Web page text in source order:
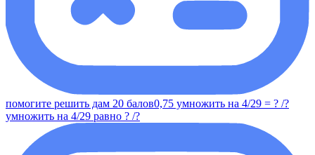
помогите решить дам 20 балов0,75 умножить на 4/29 = ? /?
умножить на 4/29 равно ? /?